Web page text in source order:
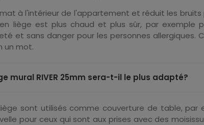
à l'intérieur de l'appartement et réduit les
liège est plus chaud et plus sûr, par exemple
et sans danger pour les personnes allergiques.
un mot.
mural RIVER 25mm sera-t-il le plus adapté?
sont utilisés comme couverture de table, par
pour ceux qui sont aux prises avec des